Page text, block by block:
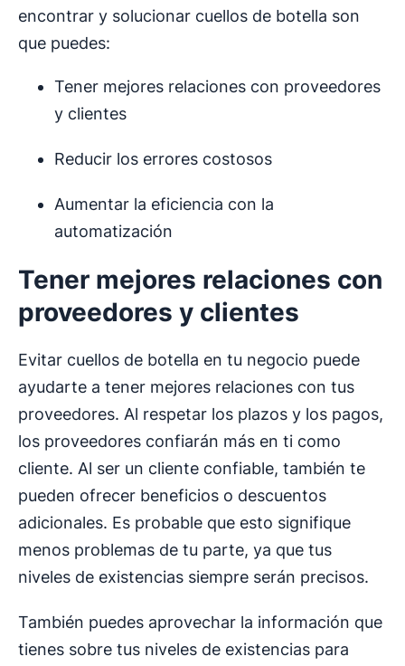
encontrar y solucionar cuellos de botella son
que puedes:
Tener mejores relaciones con proveedores
y clientes
Reducir los errores costosos
Aumentar la eficiencia con la
automatización
Tener mejores relaciones con
proveedores y clientes
Evitar cuellos de botella en tu negocio puede
ayudarte a tener mejores relaciones con tus
proveedores. Al respetar los plazos y los pagos,
los proveedores confiarán más en ti como
cliente. Al ser un cliente confiable, también te
pueden ofrecer beneficios o descuentos
adicionales. Es probable que esto signifique
menos problemas de tu parte, ya que tus
niveles de existencias siempre serán precisos.
También puedes aprovechar la información que
tienes sobre tus niveles de existencias para